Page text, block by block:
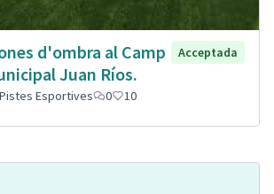
d'ombra al Camp
Juan Ríos.
Acceptada
Pistes Esportives 0 10